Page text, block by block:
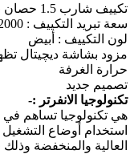
تكييف شارب 1.5 حصان بارد ، انفرتر ، ديچيتال
سعة تبريد التكييف : 12000 ( 3070-14330 ) و ح ب / ساعة
لون التكييف : أبيض
مزود بشاشة ديچيتال
حرارة الغرفة
تصميم جديد
تكنولوجيا الانفرتر :-
هي تكنولوجيا تساهم في
استخدام أوضاع التشغيل
العالية والمنخفضة